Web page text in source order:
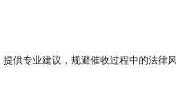
专业建议，规避催收过程中的法律风